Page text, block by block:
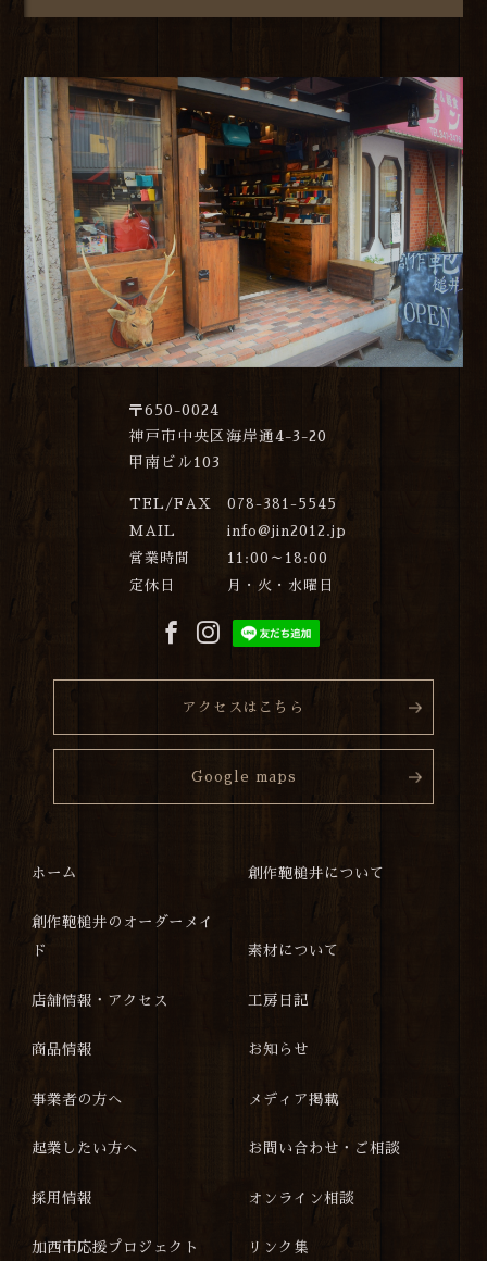
〒650-0024
神戸市中央区海岸通4-3-20
甲南ビル103
TEL/FAX
078-381-5545
MAIL
info@jin2012.jp
営業時間
11:00～18:00
定休日
月・火・水曜日
アクセスはこちら
Google maps
ホーム 創作鞄槌井について
創作鞄槌井のオーダーメイ
ド
素材について
店舗情報・アクセス 工房日記
商品情報 お知らせ
事業者の方へ メディア掲載
起業したい方へ お問い合わせ・ご相談
採用情報 オンライン相談
加西市応援プロジェクト リンク集